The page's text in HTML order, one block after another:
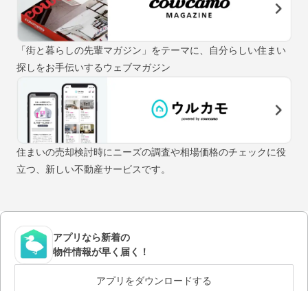
「街と暮らしの先輩マガジン」をテーマに、自分らしい住まい
探しをお手伝いするウェブマガジン
住まいの売却検討時にニーズの調査や相場価格のチェックに役
立つ、新しい不動産サービスです。
アプリなら新着の
物件情報が早く届く！
アプリをダウンロードする